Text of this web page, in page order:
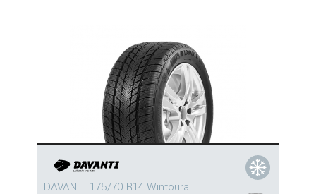
DAVANTI 175/70 R14 Wintoura